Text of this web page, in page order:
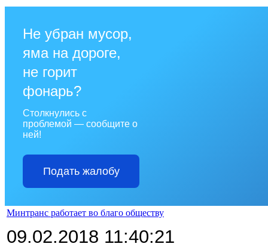
Не убран мусор,
яма на дороге,
не горит
фонарь?
Столкнулись с
проблемой — сообщите о
ней!
Подать жалобу
Минтранс работает во благо обществу
09.02.2018 11:40:21